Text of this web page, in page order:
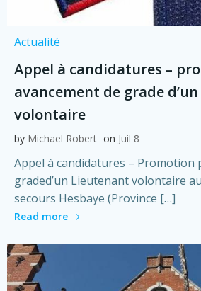
Actualité
Appel à candidatures –
avancement de grade
volontaire
by Michael Robert on Juil 8
Appel à candidatures – Promotion
graded’un Lieutenant volontaire
secours Hesbaye (Province […]
Read more